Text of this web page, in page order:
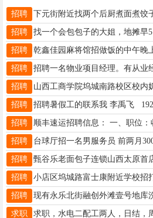
招聘
招聘
招聘
招聘
招聘
招聘
招聘
招聘
招聘
招聘
招聘
求职